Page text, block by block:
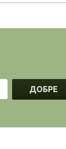
ДОБРЕ